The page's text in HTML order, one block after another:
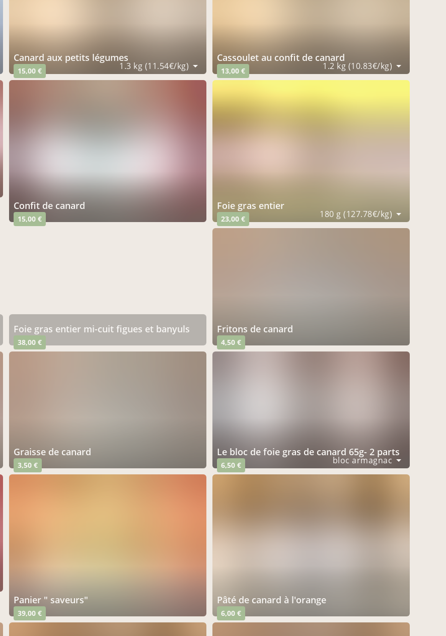
canard aux petits légumes
15,00 € 1.3 kg (11.54€/kg)
cassoulet au confit de canard
13,00 € 1.2 kg (10.83€/kg)
confit de canard
15,00 €
foie gras entier
23,00 € 180 g (127.78€/kg)
foie gras entier mi-cuit figues et banyuls
38,00 €
fritons de canard
4,50 €
graisse de canard
3,50 €
le bloc de foie gras de canard 65g- 2 parts
6,50 € bloc armagnac
panier " saveurs"
39,00 €
pâté de canard à l'orange
6,00 €